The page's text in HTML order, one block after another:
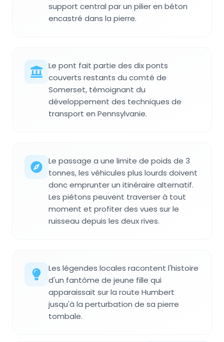
support central par un pilier en béton
encastré dans la pierre.
Le pont fait partie des dix ponts
couverts restants du comté de
Somerset, témoignant du
développement des techniques de
transport en Pennsylvanie.
Le passage a une limite de poids de 3
tonnes, les véhicules plus lourds doivent
donc emprunter un itinéraire alternatif.
Les piétons peuvent traverser à tout
moment et profiter des vues sur le
ruisseau depuis les deux rives.
Les légendes locales racontent l'histoire
d'un fantôme de jeune fille qui
apparaissait sur la route Humbert
jusqu'à la perturbation de sa pierre
tombale.